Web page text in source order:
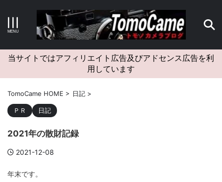
キーワードで検索する
カテゴリー
アーカイブ
当サイトではアフィリエイト広告及びアドセンス広告を利
用しています
TomoCame HOME > 日記 >
ＰＲ 日記
2021年の散財記録
2021-12-08
年末です。